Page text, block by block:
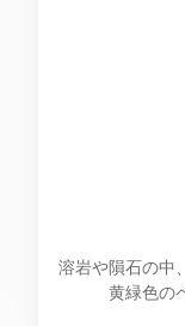
溶岩や隕石の中
黄緑色の